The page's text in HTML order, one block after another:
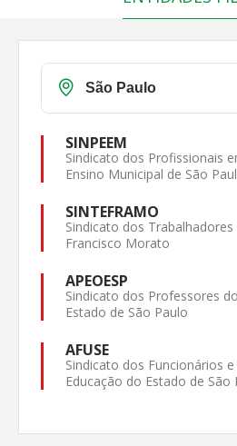
SINPEEM
Sindicato dos Profissionais
Ensino Municipal de São
SINTEFRAMO
Sindicato dos Trabalhadores
Francisco Morato
APEOESP
Sindicato dos Professores
Estado de São Paulo
AFUSE
Sindicato dos Funcionários
Educação do Estado de São